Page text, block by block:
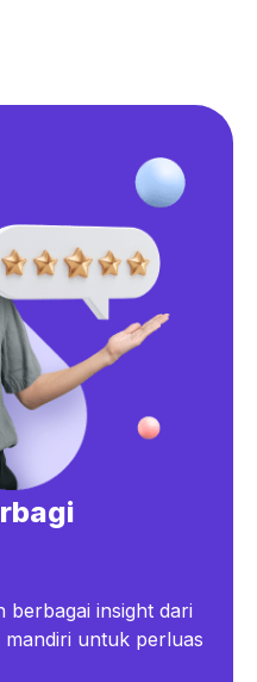
berbagai insight dari
untuk perluas